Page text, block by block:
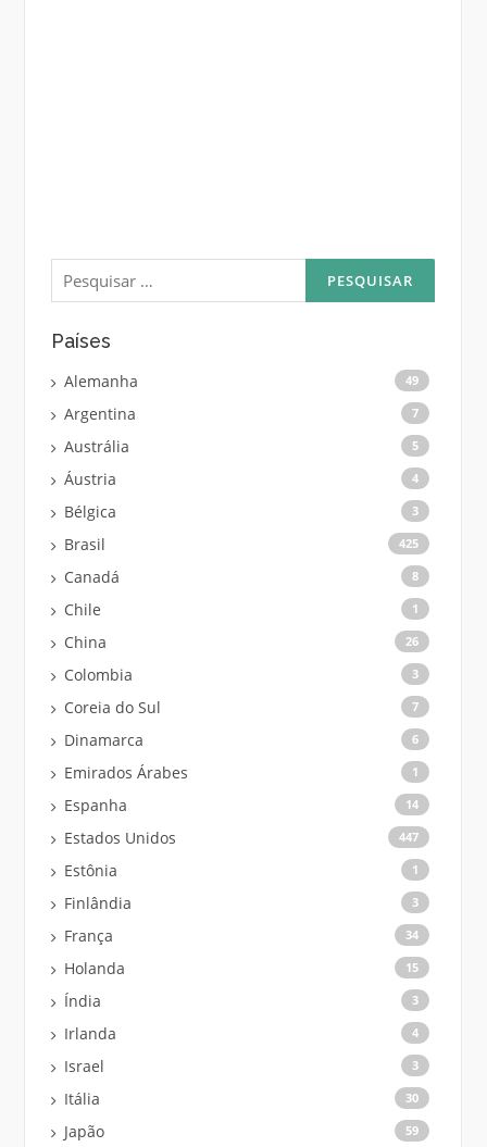
Pesquisar
por:
Países
Alemanha 49
Argentina 7
Austrália 5
Áustria 4
Bélgica 3
Brasil 425
Canadá 8
Chile 1
China 26
Colombia 3
Coreia do Sul 7
Dinamarca 6
Emirados Árabes 1
Espanha 14
Estados Unidos 447
Estônia 1
Finlândia 3
França 34
Holanda 15
Índia 3
Irlanda 4
Israel 3
Itália 30
Japão 59